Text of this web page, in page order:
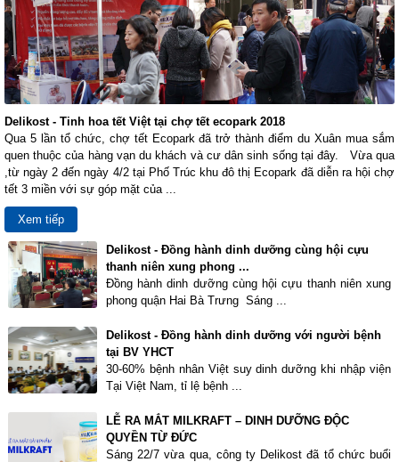
Delikost - Tinh hoa tết Việt tại chợ tết ecopark 2018
Qua 5 lần tổ chức, chợ tết Ecopark đã trở thành điểm du Xuân mua sắm
quen thuộc của hàng vạn du khách và cư dân sinh sống tại đây. Vừa qua
,từ ngày 2 đến ngày 4/2 tại Phố Trúc khu đô thị Ecopark đã diễn ra hội chợ
tết 3 miền với sự góp mặt của ...
Xem tiếp
Delikost - Đồng hành dinh dưỡng cùng hội cựu
thanh niên xung phong ...
Đồng hành dinh dưỡng cùng hội cựu thanh niên xung
phong quận Hai Bà Trưng Sáng ...
Delikost - Đồng hành dinh dưỡng với người bệnh
tại BV YHCT
30-60% bệnh nhân Việt suy dinh dưỡng khi nhập viện
Tại Việt Nam, tỉ lệ bệnh ...
LỄ RA MẮT MILKRAFT – DINH DƯỠNG ĐỘC
QUYỀN TỪ ĐỨC
Sáng 22/7 vừa qua, công ty Delikost đã tổ chức buổi